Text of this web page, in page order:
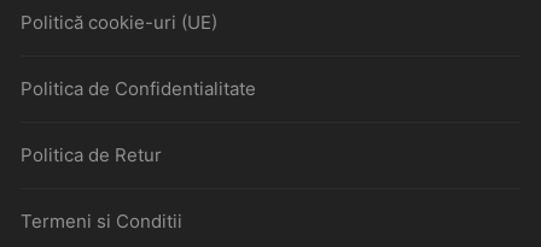
Politică cookie-uri (UE)
Politica de Confidentialitate
Politica de Retur
Termeni si Conditii